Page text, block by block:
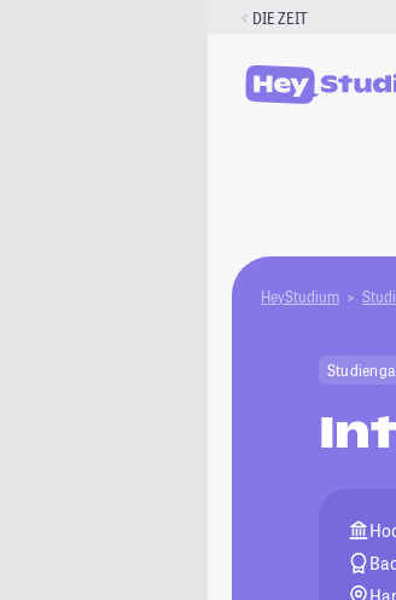
DIE ZEIT
HeyStudium